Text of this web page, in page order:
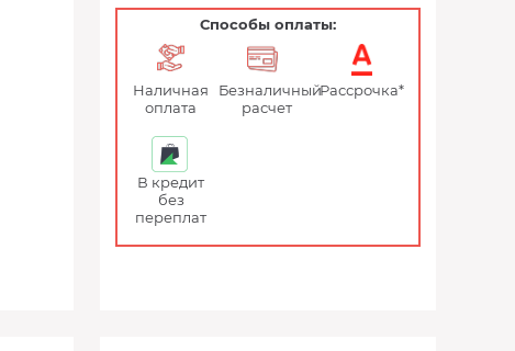
Способы оплаты:
Наличная
оплата
Безналичный
расчет
Рассрочка*
В кредит
без
переплат